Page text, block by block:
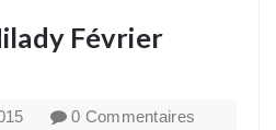
Février
0 Commentaires